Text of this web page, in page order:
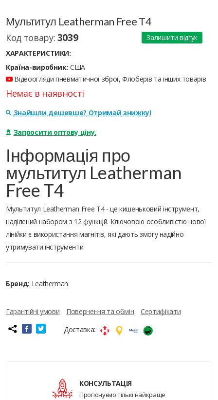
Мультитул Leatherman Free T4
Код товару: 3039
Залишити відгук
ХАРАКТЕРИСТИКИ:
Країна-виробник: США
Відеоогляди пневматичної зброї, Флоберів та інших товарів
Немає в наявності
Знайшли дешевше? Отримай знижку!
Запросити оптову ціну.
Інформація про
мультитул Leatherman
Free T4
Мультитул Leatherman Free T4 - це кишеньковий інструмент,
наділений набором з 12 функцій. Ключовою особливістю нової
лінійки є використання магнітів, які дають змогу надійно
утримувати інструменти.
Бренд: Leatherman
Гарантійні умови Повернення та обмін
Сертифікати
Доставка:
КОНСУЛЬТАЦІЯ
Пропонуємо тількі найкраще